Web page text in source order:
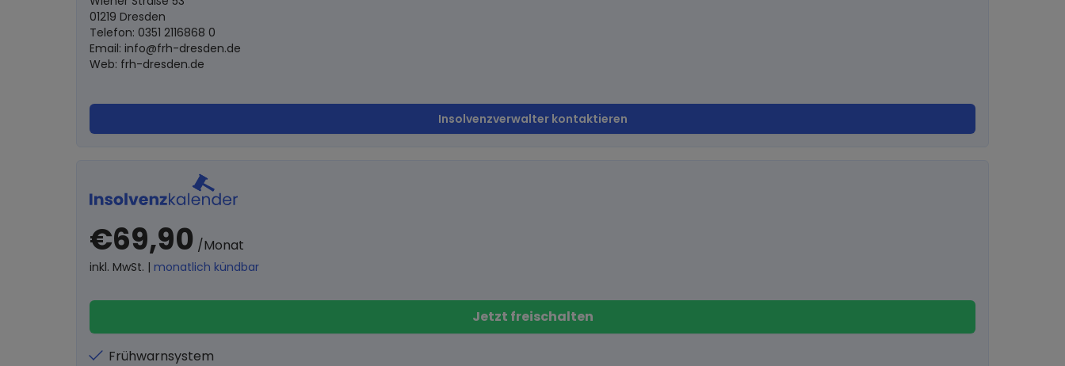
01219 Dresden
Telefon: 0351 2116868 0
Email: info@frh-dresden.de
Web: frh-dresden.de
Insolvenzverwalter kontaktieren
€69,90 /Monat
inkl. MwSt. | monatlich kündbar
Jetzt freischalten
Frühwarnsystem